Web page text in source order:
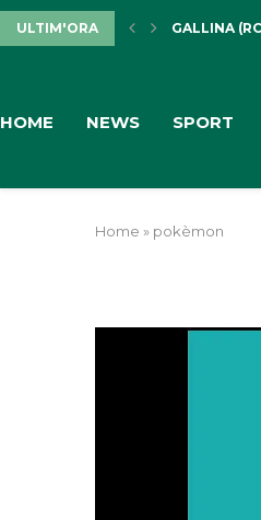
ULTIM'ORA GALLINA
HOME NEWS SPORT
Home » pokèmon